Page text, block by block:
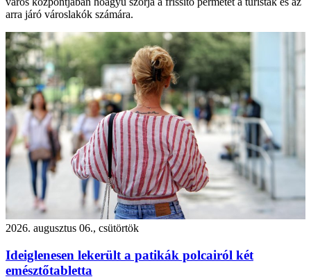
arra járó városlakók számára.
2026. augusztus 06., csütörtök
Ideiglenesen lekerült a patikák polcairól két
emésztőtabletta